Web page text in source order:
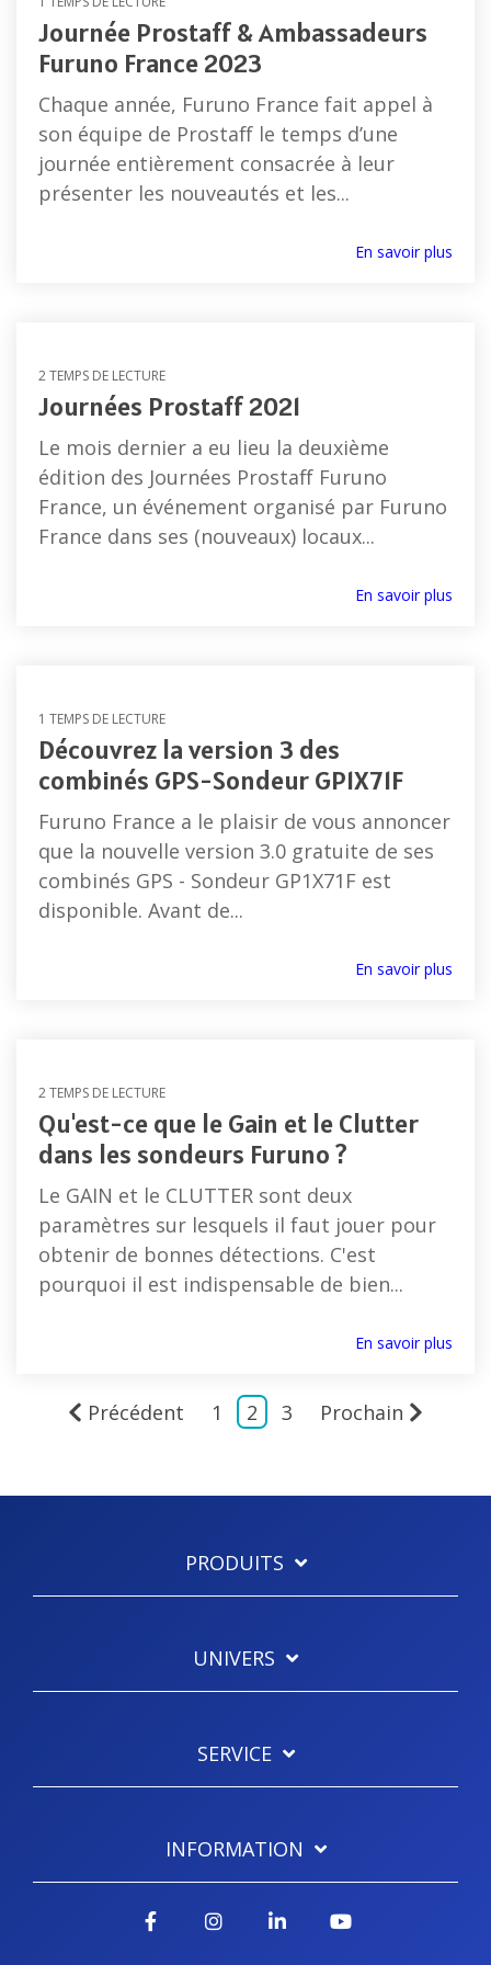
Séries
FR et
FAR
Accessoires
radar
Radars
météo
Compas
et
satellitaires
Compas
gyroscopiques
météo
vitesse,
vent
vent
Journée Prostaff & Ambassadeurs
Furuno France 2023
Chaque année, Furuno France fait appel à
son équipe de Prostaff le temps d’une
journée entièrement consacrée à leur
présenter les nouveautés et les...
En savoir plus
2 TEMPS DE LECTURE
Journées Prostaff 2021
Le mois dernier a eu lieu la deuxième
édition des Journées Prostaff Furuno
France, un événement organisé par Furuno
France dans ses (nouveaux) locaux...
En savoir plus
1 TEMPS DE LECTURE
Découvrez la version 3 des
combinés GPS-Sondeur GP1X71F
Furuno France a le plaisir de vous annoncer
que la nouvelle version 3.0 gratuite de ses
combinés GPS - Sondeur GP1X71F est
disponible. Avant de...
En savoir plus
2 TEMPS DE LECTURE
Qu'est-ce que le Gain et le Clutter
dans les sondeurs Furuno ?
Le GAIN et le CLUTTER sont deux
paramètres sur lesquels il faut jouer pour
obtenir de bonnes détections. C'est
pourquoi il est indispensable de bien...
En savoir plus
Précédent 1 2 3 Prochain
PRODUITS
UNIVERS
SERVICE
INFORMATION
FacebookInstagram
LinkedIn